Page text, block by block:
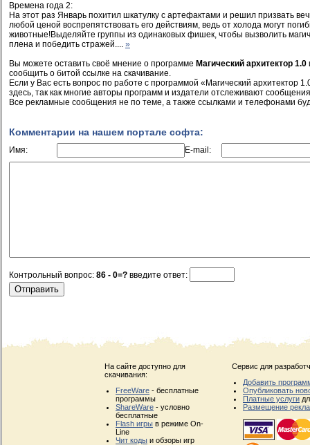
Времена года 2:
На этот раз Январь похитил шкатулку с артефактами и решил призвать
любой ценой воспрепятствовать его действиям, ведь от холода могут
животные!Выделяйте группы из одинаковых фишек, чтобы вызволить
плена и победить стражей.... »
Вы можете оставить своё мнение о программе Магический архитектор 1.0
сообщить о битой ссылке на скачивание.
Если у Вас есть вопрос по работе с программой «Магический архитектор
здесь, так как многие авторы программ и издатели отслеживают
Все рекламные сообщения не по теме, а также ссылками и телефонами
Комментарии на нашем портале софта:
Имя: E-mail:
Контрольный вопрос: 86 - 0=? введите ответ:
На сайте доступно для
скачивания:
FreeWare - бесплатные
программы
ShareWare - условно
бесплатные
Flash игры в режиме On-
Line
Чит коды и обзоры игр
Сервис для
Добавить
Опубликовать
Платные услуги
Размещение